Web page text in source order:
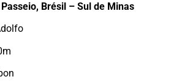
Brésil – Sul de Minas